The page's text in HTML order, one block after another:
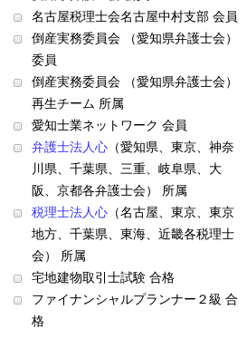
名古屋税理士会名古屋中村支部 会員
倒産実務委員会 （愛知県弁護士会）
委員
倒産実務委員会 （愛知県弁護士会）
再生チーム 所属
愛知士業ネットワーク 会員
弁護士法人心 （愛知県、東京、神奈
川県、千葉県、三重、岐阜県、大
阪、京都各弁護士会） 所属
税理士法人心 （名古屋、東京、東京
地方、千葉県、東海、近畿各税理士
会） 所属
宅地建物取引士試験 合格
ファイナンシャルプランナー２級 合
格